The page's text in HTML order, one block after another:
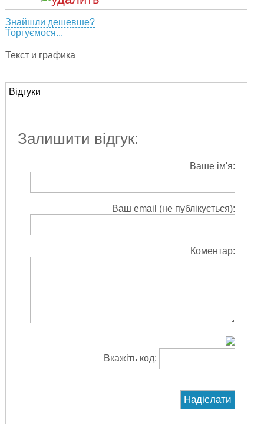
Знайшли дешевше?
Торгуємося...
Текст и графика
Відгуки
Залишити відгук:
Ваше ім'я:
Ваш email (не публікується):
Коментар:
Вкажіть код: